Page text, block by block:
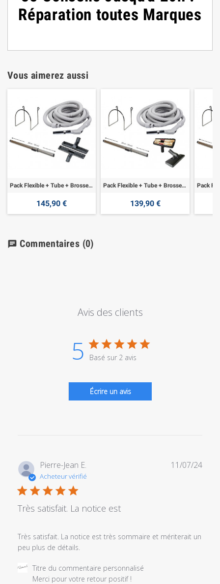
Réparation toutes Marques
Vous aimerez aussi
Pack Flexible + Tube + Brosse + Support
145,90 €
Pack Flexible + Tube + Brosse combo + Support
139,90 €
chat Commentaires (0)
Avis des clients
5 Basé sur 2 avis
Écrire un avis
Pierre-Jean E.
Acheteur vérifié
Très satisfait. La notice est
Très satisfait. La notice est très sommaire et mériterait un
peu plus de détails.
Commentaires
Titre du commentaire personnalisé
Merci pour votre retour positif !
Date
11/07/24